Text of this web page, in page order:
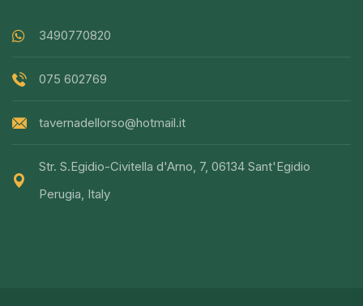
3490770820
075 602769
tavernadellorso@hotmail.it
Str. S.Egidio-Civitella d'Arno, 7, 06134 Sant'Egidio
Perugia, Italy